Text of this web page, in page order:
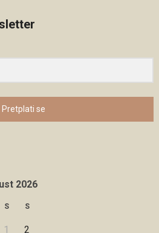
Pretplati se
2026
S S
1 2